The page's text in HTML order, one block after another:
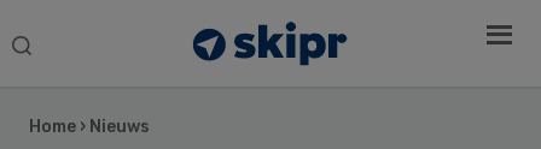
Search
Home › Nieuws
Sidebar